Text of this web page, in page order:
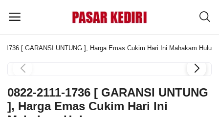
MENU UTAMA
1736 [ GARANSI UNTUNG ], Harga Emas Cukim Hari Ini Mahakam Hulu
0822-2111-1736 [ GARANSI UNTUNG
], Harga Emas Cukim Hari Ini